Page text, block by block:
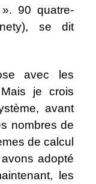
90 quatre-
se dit
avec les
je crois
avant
nombres de
de calcul
adopté
les